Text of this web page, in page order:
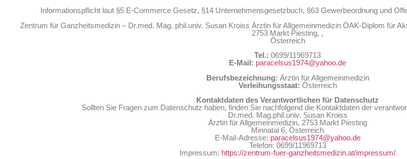
Informationspflicht laut §5 E-Commerce Gesetz, §14 Unternehmensgesetzbuch, §63 Gewerbeordnung und
Zentrum für Ganzheitsmedizin – Dr.med. Mag. phil.univ. Susan Kroiss Ärztin für Allgemeinmedizin ÖAK-Diplom für
2753 Markt Piesting, ,
Österreich
Tel.: 0699/11969713
E-Mail: paracelsus1974@yahoo.de
Berufsbezeichnung: Ärztin für Allgemeinmedizin
Verleihungsstaat: Österreich
Kontaktdaten des Verantwortlichen für Datenschutz
Sollten Sie Fragen zum Datenschutz haben, finden Sie nachfolgend die Kontaktdaten der
Dr.med. Mag.phil.univ. Susan Kroiss
Ärztin für Allgemeinmedizin, 2753 Markt Piesting
Minnatal 6, Österreich
E-Mail-Adresse: paracelsus1974@yahoo.de
Telefon: 0699/11969713
Impressum: https://zentrum-fuer-ganzheitsmedizin.at/impressum/